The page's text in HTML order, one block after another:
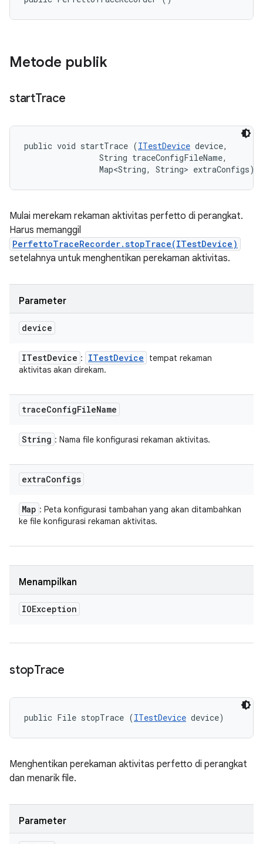
Metode publik
startTrace
public void startTrace (ITestDevice device,
                String traceConfigFileName,
                Map<String, String> extraConfigs)
Mulai merekam rekaman aktivitas perfetto di perangkat.
Harus memanggil
PerfettoTraceRecorder.stopTrace(ITestDevice)
setelahnya untuk menghentikan perekaman aktivitas.
Parameter
device
ITestDevice : ITestDevice
tempat rekaman
aktivitas akan direkam.
traceConfigFileName
String : Nama file konfigurasi rekaman aktivitas.
extraConfigs
Map : Peta konfigurasi tambahan yang akan ditambahkan
ke file konfigurasi rekaman aktivitas.
Menampilkan
IOException
stopTrace
public File stopTrace (ITestDevice device)
Menghentikan perekaman aktivitas perfetto di perangkat
dan menarik file.
Parameter